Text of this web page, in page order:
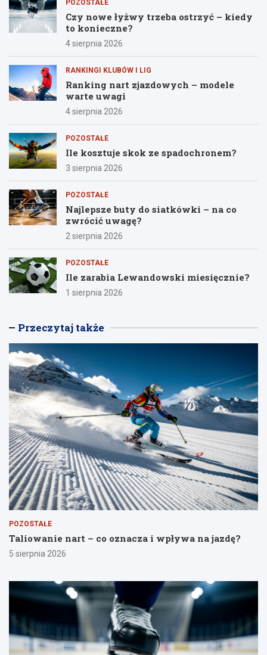
POZOSTAŁE
Czy nowe łyżwy trzeba ostrzyć – kiedy
to konieczne?
4 sierpnia 2026
RANKINGI KLUBÓW I LIG
Ranking nart zjazdowych – modele
warte uwagi
4 sierpnia 2026
POZOSTAŁE
Ile kosztuje skok ze spadochronem?
3 sierpnia 2026
POZOSTAŁE
Najlepsze buty do siatkówki – na co
zwrócić uwagę?
2 sierpnia 2026
POZOSTAŁE
Ile zarabia Lewandowski miesięcznie?
1 sierpnia 2026
Przeczytaj także
POZOSTAŁE
Taliowanie nart – co oznacza i wpływa na jazdę?
5 sierpnia 2026